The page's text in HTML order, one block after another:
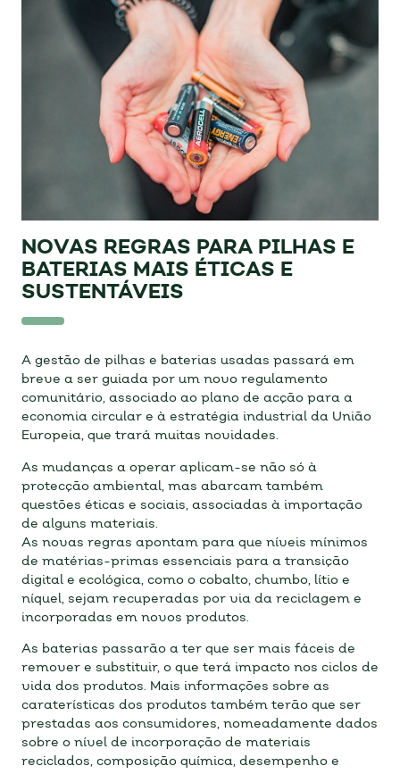
NOVAS REGRAS PARA PILHAS E
BATERIAS MAIS ÉTICAS E
SUSTENTÁVEIS
A gestão de pilhas e baterias usadas passará em
breve a ser guiada por um novo regulamento
comunitário, associado ao plano de acção para a
economia circular e à estratégia industrial da União
Europeia, que trará muitas novidades.
As mudanças a operar aplicam-se não só à
protecção ambiental, mas abarcam também
questões éticas e sociais, associadas à importação
de alguns materiais.
As novas regras apontam para que níveis mínimos
de matérias-primas essenciais para a transição
digital e ecológica, como o cobalto, chumbo, lítio e
níquel, sejam recuperadas por via da reciclagem e
incorporadas em novos produtos.
As baterias passarão a ter que ser mais fáceis de
remover e substituir, o que terá impacto nos ciclos de
vida dos produtos. Mais informações sobre as
caraterísticas dos produtos também terão que ser
prestadas aos consumidores, nomeadamente dados
sobre o nível de incorporação de materiais
reciclados, composição química, desempenho e